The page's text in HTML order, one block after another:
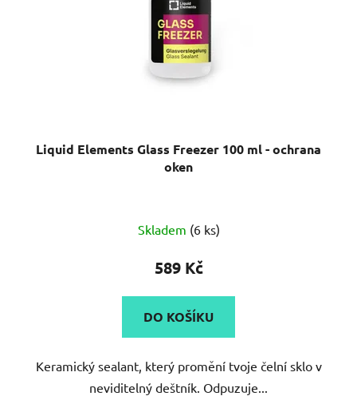
Liquid Elements Glass Freezer 100 ml - ochrana
oken
hodnocení
produktu
5,0
z
hvězdiček.
Skladem (6 ks)
589 Kč
DO KOŠÍKU
Keramický sealant, který promění tvoje čelní sklo v
neviditelný deštník. Odpuzuje...